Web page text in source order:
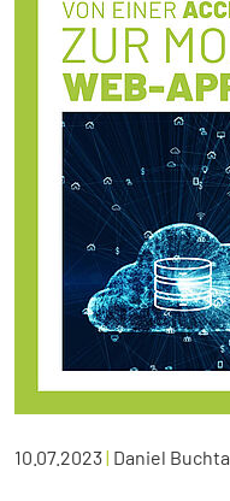
10.07.2023| Daniel Buchta